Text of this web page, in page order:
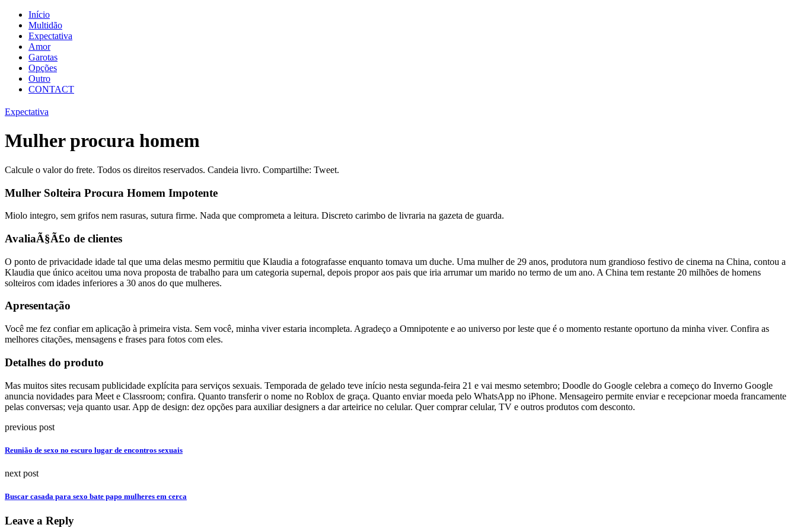
Início
Multidão
Expectativa
Amor
Garotas
Opções
Outro
CONTACT
Expectativa
Mulher procura homem
Calcule o valor do frete. Todos os direitos reservados. Candeia livro. Compartilhe: Tweet.
Mulher Solteira Procura Homem Impotente
Miolo integro, sem grifos nem rasuras, sutura firme. Nada que comprometa a leitura. Discreto carimbo de livraria na gazeta de guarda.
AvaliaÃ§Ã£o de clientes
O ponto de privacidade idade tal que uma delas mesmo permitiu que Klaudia a fotografasse enquanto tomava um duche. Uma mulher de 29 anos, produtora num grandioso festivo de cinema na China, contou a
Klaudia que único aceitou uma nova proposta de trabalho para um categoria supernal, depois propor aos pais que iria arrumar um marido no termo de um ano. A China tem restante 20 milhões de homens
solteiros com idades inferiores a 30 anos do que mulheres.
Apresentação
Você me fez confiar em aplicação à primeira vista. Sem você, minha viver estaria incompleta. Agradeço a Omnipotente e ao universo por leste que é o momento restante oportuno da minha viver. Confira as
melhores citações, mensagens e frases para fotos com eles.
Detalhes do produto
Mas muitos sites recusam publicidade explícita para serviços sexuais. Temporada de gelado teve início nesta segunda-feira 21 e vai mesmo setembro; Doodle do Google celebra a começo do Inverno Google
anuncia novidades para Meet e Classroom; confira. Quanto transferir o nome no Roblox de graça. Quanto enviar moeda pelo WhatsApp no iPhone. Mensageiro permite enviar e recepcionar moeda francamente
pelas conversas; veja quanto usar. App de design: dez opções para auxiliar designers a dar arteirice no celular. Quer comprar celular, TV e outros produtos com desconto.
previous post
Reunião de sexo no escuro lugar de encontros sexuais
next post
Buscar casada para sexo bate papo mulheres em cerca
Leave a Reply